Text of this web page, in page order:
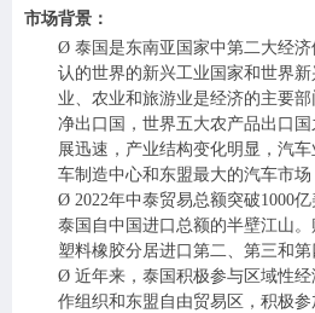
市场背景：
Ø 泰国是东南亚国家中第二大经
认的世界的新兴工业 国家和世界新
业、 农业和旅游业是经济的主要
净出口国，世界五大农产品出口国
展迅速，产业结构变化明显，汽车
车制造中心和 东盟最大的汽车市场
Ø 2022年中泰贸易总额突破1000亿
泰国自中国进口总额的半壁江山。
塑料橡胶分居进口第二、第三和第
Ø 近年来，泰国积极参与区域性
作组织和东盟自由贸易区，积极